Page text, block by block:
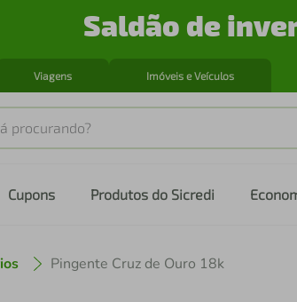
Saldão de
Viagens Imóveis e Veículos
Cupons Produtos do Sicredi
Pingente Cruz de Ouro 18k